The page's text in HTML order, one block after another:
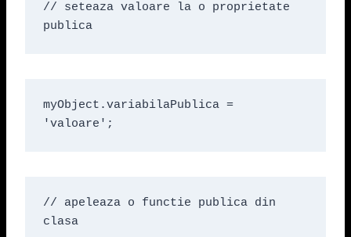
// seteaza valoare la o proprietate
publica
myObject.variabilaPublica =
'valoare';
// apeleaza o functie publica din
clasa